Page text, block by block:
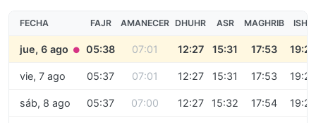
FECHA FAJR AMANECER DHUHR ASR MAGHRIB ISHA
jue, 6 ago ● 05:38 07:01 12:27 15:31 17:53 19:23
vie, 7 ago 05:37 07:01 12:27 15:31 17:53 19:23
sáb, 8 ago 05:37 07:00 12:27 15:32 17:54 19:24